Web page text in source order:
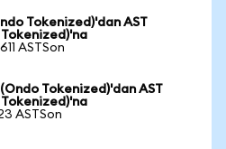
Tokenized)'dan AST
ASTSon
Tokenized)'dan AST
ASTSon